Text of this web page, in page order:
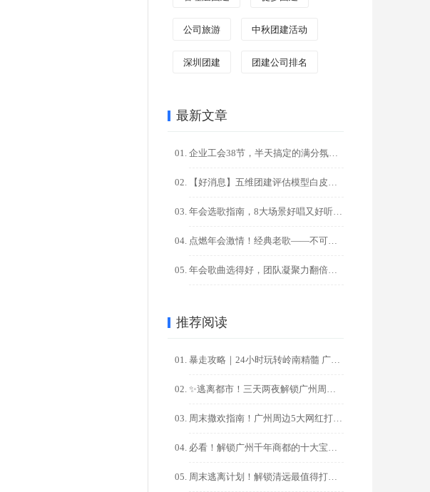
公司旅游 中秋团建活动
深圳团建 团建公司排名
最新文章
企业工会38节，半天搞定的满分氛围感团建活动。
【好消息】五维团建评估模型白皮书-已获国家版权局作品登记
年会选歌指南，8大场景好唱又好听的金曲推荐，点燃全场氛围！
点燃年会激情！经典老歌——不可替代的气氛引擎！?
年会歌曲选得好，团队凝聚力翻倍！HR必藏100+金曲清单
推荐阅读
暴走攻略｜24小时玩转岭南精髓 广州一日游精华路线
✨逃离都市！三天两夜解锁广州周边秘境之旅✨
周末撒欢指南！广州周边5大网红打卡地一日游攻略
必看！解锁广州千年商都的十大宝藏打卡地，一日游/周末游攻略
周末逃离计划！解锁清远最值得打卡的十大秘境（广州出发2天1夜 ...